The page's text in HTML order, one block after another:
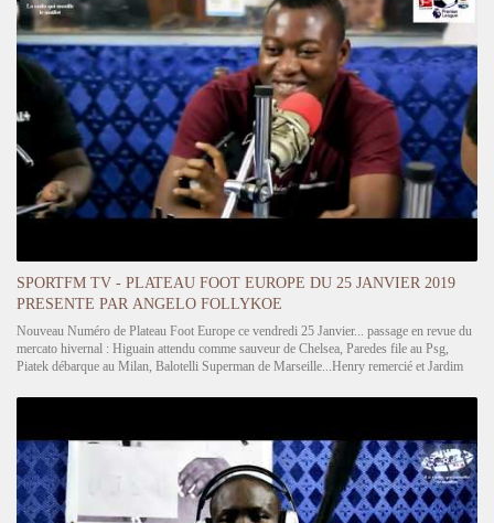
SPORTFM TV - PLATEAU FOOT EUROPE DU 25 JANVIER 2019
PRESENTE PAR ANGELO FOLLYKOE
Nouveau Numéro de Plateau Foot Europe ce vendredi 25 Janvier... passage en revue du
mercato hivernal : Higuain attendu comme sauveur de Chelsea, Paredes file au Psg,
Piatek débarque au Milan, Balotelli Superman de Marseille...Henry remercié et Jardim